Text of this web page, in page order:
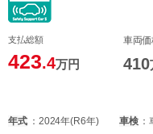
支払総額
423.4万円
車両
410
年式 2024年(R6年) 車検